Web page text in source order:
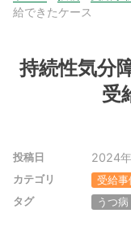
給できたケース
持続性気分
受
投稿日 2024
カテゴリ
受給事
タグ
うつ